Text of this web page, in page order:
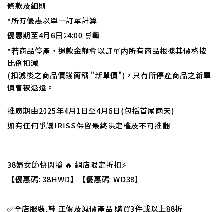
條款及細則
*所有優惠以單一訂單計算
優惠期至4月6日24:00 🛒🛍
*若商品停產，退款金額會以訂單内所有商品根據其價格按
比例扣減
(扣減後之商品價錢簡稱 "新單價")，只有所停產商品之新單
價會被退還。
推廣期由2025年4月1日至4月6日(包括首尾兩天)
如有任何爭議IRISS保留最終決定權及不可推翻
38婦女節快閃搶 🔥 網店限定折扣⚡
【優惠碼: 38HWD】【優惠碼: WD38】
✅全店服裝,鞋 正價及減價產品 購買3件或以上88折